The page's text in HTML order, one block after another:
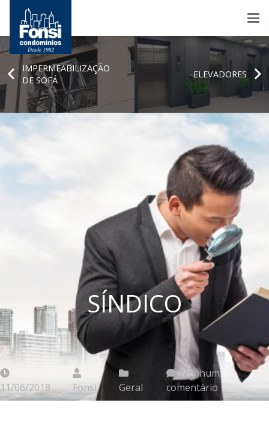
IMPERMEABILIZAÇÃO
DE SOFÁ
ELEVADORES
SÍNDICO
11/06/2018 Fonsi Geral
Nenhum
comentário